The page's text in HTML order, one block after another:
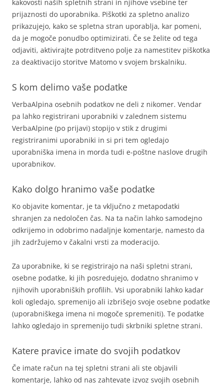
kakovosti naših spletnih strani in njihove vsebine ter
prijaznosti do uporabnika. Piškotki za spletno analizo
prikazujejo, kako se spletna stran uporablja, kar pomeni,
da je mogoče ponudbo optimizirati. Če se želite od tega
odjaviti, aktivirajte potrditveno polje za namestitev piškotka
za deaktivacijo storitve Matomo v svojem brskalniku.
S kom delimo vaše podatke
VerbaAlpina osebnih podatkov ne deli z nikomer. Vendar
pa lahko registrirani uporabniki v zalednem sistemu
VerbaAlpine (po prijavi) stopijo v stik z drugimi
registriranimi uporabniki in si pri tem ogledajo
uporabniška imena in morda tudi e-poštne naslove drugih
uporabnikov.
Kako dolgo hranimo vaše podatke
Ko objavite komentar, je ta vključno z metapodatki
shranjen za nedoločen čas. Na ta način lahko samodejno
odkrijemo in odobrimo nadaljnje komentarje, namesto da
jih zadržujemo v čakalni vrsti za moderacijo.
Za uporabnike, ki se registrirajo na naši spletni strani,
osebne podatke, ki jih posredujejo, dodatno shranimo v
njihovih uporabniških profilih. Vsi uporabniki lahko kadar
koli ogledajo, spremenijo ali izbrišejo svoje osebne podatke
(uporabniškega imena ni mogoče spremeniti). Te podatke
lahko ogledajo in spremenijo tudi skrbniki spletne strani.
Katere pravice imate do svojih podatkov
Če imate račun na tej spletni strani ali ste objavili
komentarje, lahko od nas zahtevate izvoz svojih osebnih